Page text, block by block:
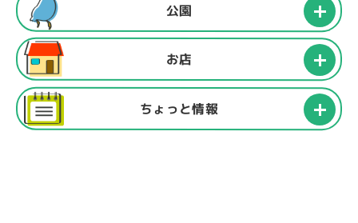
公園
お店
ちょっと情報